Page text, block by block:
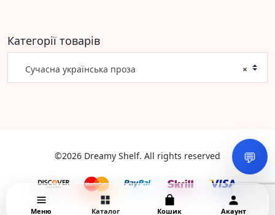
Категорії товарів
×
Сучасна українська проза
©2026 Dreamy Shelf. All rights reserved 💬
Меню Каталог Кошик Акаунт